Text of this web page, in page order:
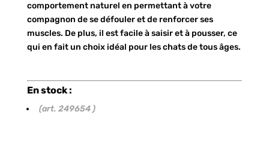
comportement naturel en permettant à votre
compagnon de se défouler et de renforcer ses
muscles. De plus, il est facile à saisir et à pousser, ce
qui en fait un choix idéal pour les chats de tous âges.
En stock :
(art. 249654 )